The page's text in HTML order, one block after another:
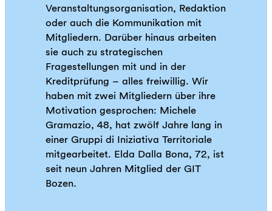
Veranstaltungsorganisation, Redaktion
oder auch die Kommunikation mit
Mitgliedern. Darüber hinaus arbeiten
sie auch zu strategischen
Fragestellungen mit und in der
Kreditprüfung – alles freiwillig. Wir
haben mit zwei Mitgliedern über ihre
Motivation gesprochen: Michele
Gramazio, 48, hat zwölf Jahre lang in
einer Gruppi di Iniziativa Territoriale
mitgearbeitet. Elda Dalla Bona, 72, ist
seit neun Jahren Mitglied der GIT
Bozen.